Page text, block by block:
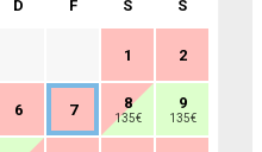
D F S S
1 2
6 7 8
135€
9
135€